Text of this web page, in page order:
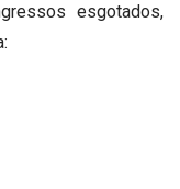
esgotados,